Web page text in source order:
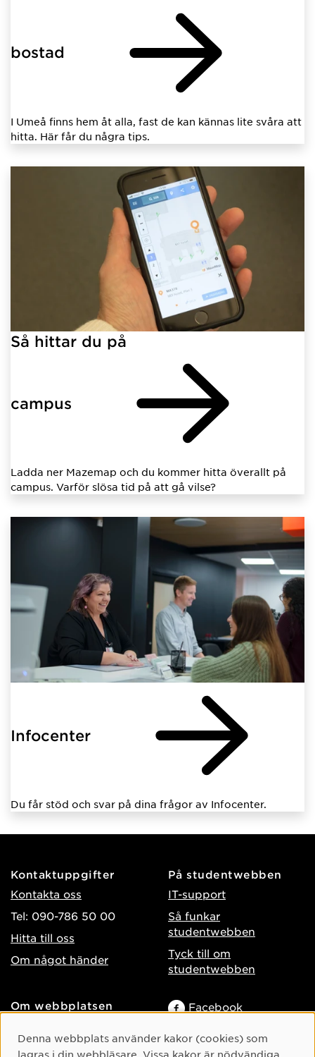
bostad
I Umeå finns hem åt alla, fast de kan kännas lite svåra att
hitta. Här får du några tips.
Så hittar du på
campus
Ladda ner Mazemap och du kommer hitta överallt på
campus. Varför slösa tid på att gå vilse?
Infocenter
Du får stöd och svar på dina frågor av Infocenter.
Kontaktuppgifter
Kontakta oss
Tel: 090-786 50 00
Hitta till oss
Om något händer
På studentwebben
IT-support
Så funkar
studentwebben
Tyck till om
studentwebben
Om webbplatsen
Behandling av
Facebook
Cookie-samtycke
Denna webbplats använder kakor (cookies) som
lagras i din webbläsare. Vissa kakor är nödvändiga